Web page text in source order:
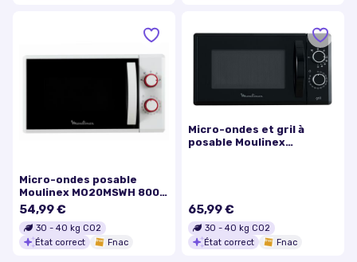
Micro-ondes posable
Moulinex MO20MSWH 800
W Blanc
54,99 €
30 - 40 kg CO2
État correct
Fnac
Micro-ondes et gril à
posable Moulinex
65,99 €
30 - 40 kg CO2
État correct
Fnac